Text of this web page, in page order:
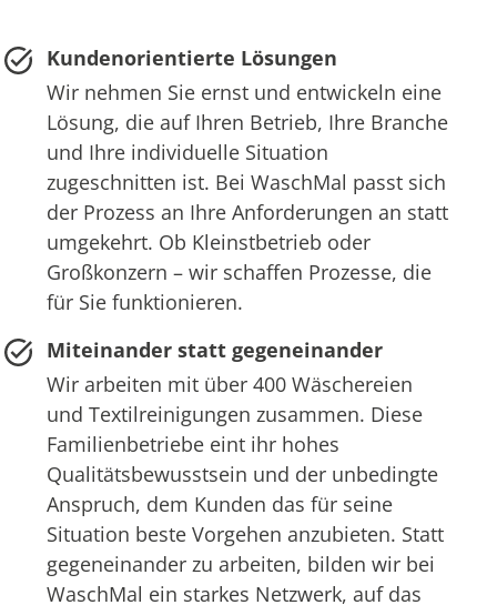
Kundenorientierte Lösungen
Wir nehmen Sie ernst und entwickeln eine
Lösung, die auf Ihren Betrieb, Ihre Branche
und Ihre individuelle Situation
zugeschnitten ist. Bei WaschMal passt sich
der Prozess an Ihre Anforderungen an statt
umgekehrt. Ob Kleinstbetrieb oder
Großkonzern – wir schaffen Prozesse, die
für Sie funktionieren.
Miteinander statt gegeneinander
Wir arbeiten mit über 400 Wäschereien
und Textilreinigungen zusammen. Diese
Familienbetriebe eint ihr hohes
Qualitätsbewusstsein und der unbedingte
Anspruch, dem Kunden das für seine
Situation beste Vorgehen anzubieten. Statt
gegeneinander zu arbeiten, bilden wir bei
WaschMal ein starkes Netzwerk, auf das